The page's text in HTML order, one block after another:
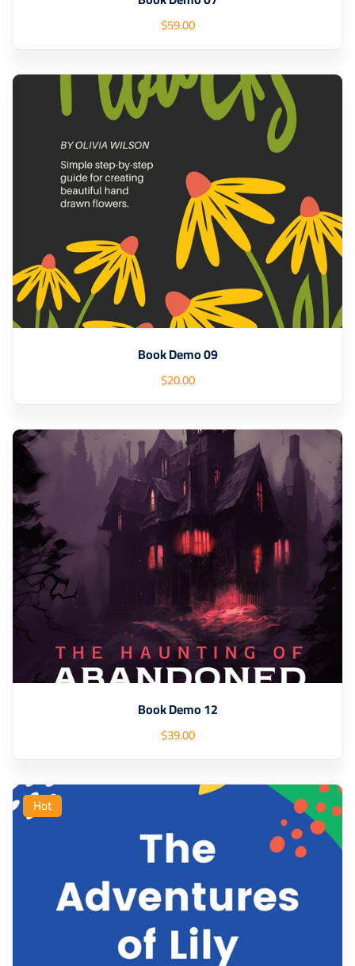
$59.00
Book Demo 09
$20.00
Book Demo 12
$39.00
Hot